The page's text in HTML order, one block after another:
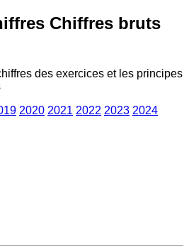
Chiffres bruts
des exercices et les principes
2020 2021 2022 2023 2024